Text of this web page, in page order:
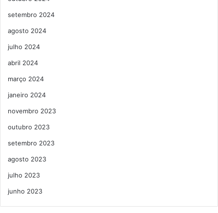
setembro 2024
agosto 2024
julho 2024
abril 2024
março 2024
janeiro 2024
novembro 2023
outubro 2023
setembro 2023
agosto 2023
julho 2023
junho 2023